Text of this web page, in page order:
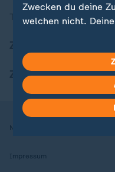
Themen im Überblick
ZDFheute Apps
Nutzungsbedingungen
Impressum
Zwecken du deine
welchen nicht.
Hier findest du das
Weitere